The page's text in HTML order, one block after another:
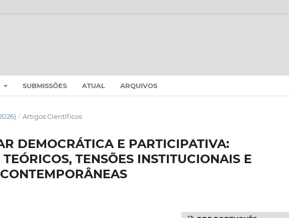
SUBMISSÕES ATUAL ARQUIVOS
/ Artigos Científicos
DEMOCRÁTICA E PARTICIPATIVA:
TENSÕES INSTITUCIONAIS E